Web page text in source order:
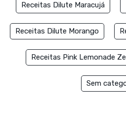
Receitas Dilute Maracujá
Receitas Dilute Morango
Receitas Pink Lemonade
Sem